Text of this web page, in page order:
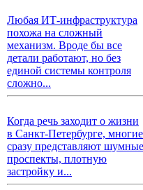
Любая ИТ-инфраструктура
похожа на сложный
механизм. Вроде бы все
детали работают, но без
единой системы контроля
сложно...
Когда речь заходит о жизни
в Санкт-Петербурге, многие
сразу представляют шумные
проспекты, плотную
застройку и...